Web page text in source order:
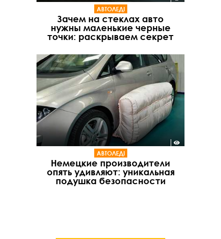
АВТОЛЕДІ
Зачем на стеклах авто
нужны маленькие черные
точки: раскрываем секрет
АВТОЛЕДІ
Немецкие производители
опять удивляют: уникальная
подушка безопасности